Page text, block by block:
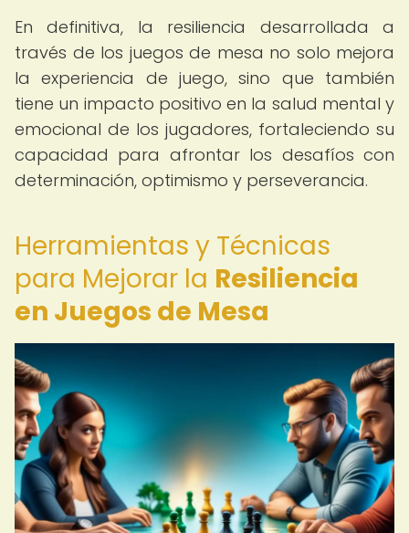
En definitiva, la resiliencia desarrollada a
través de los juegos de mesa no solo mejora
la experiencia de juego, sino que también
tiene un impacto positivo en la salud mental y
emocional de los jugadores, fortaleciendo su
capacidad para afrontar los desafíos con
determinación, optimismo y perseverancia.
Herramientas y Técnicas
para Mejorar la Resiliencia
en Juegos de Mesa